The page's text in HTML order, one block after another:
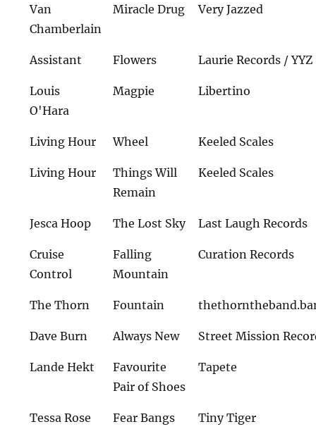
Van
Chamberlain
Miracle Drug Very Jazzed
Assistant Flowers Laurie Records / YYZ
Louis
O'Hara
Magpie Libertino
Living Hour Wheel Keeled Scales
Living Hour
Things Will
Remain
Keeled Scales
Jesca Hoop The Lost Sky Last Laugh Records
Cruise
Control
Falling
Mountain
Curation Records
The Thorn Fountain
Dave Burn Always New Street Mission
Lande Hekt
Favourite
Pair of Shoes
Tapete
Tessa Rose
Fear Bangs
Tiny Tiger